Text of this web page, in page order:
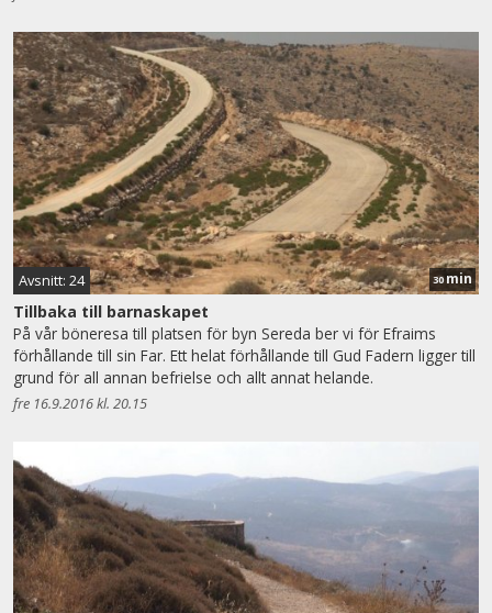
Avsnitt: 24 30min
Tillbaka till barnaskapet
På vår böneresa till platsen för byn Sereda ber vi för Efraims
förhållande till sin Far. Ett helat förhållande till Gud Fadern ligger till
grund för all annan befrielse och allt annat helande.
fre 16.9.2016 kl. 20.15